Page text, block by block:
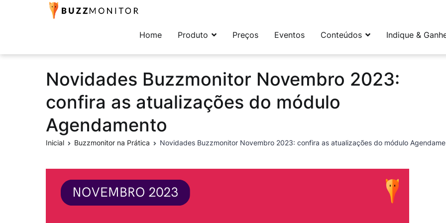
Home Produto Preços Eventos Conteúdos Indique &
Novidades Buzzmonitor Novembro 2023:
confira as atualizações do módulo
Agendamento
Inicial Buzzmonitor na Prática Novidades Buzzmonitor Novembro 2023: confira as atualizações do módulo